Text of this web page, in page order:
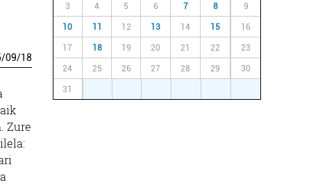
/09/18
Zure
3 4 5 6 7 8 9
10 11 12 13 14 15 16
17 18 19 20 21 22 23
24 25 26 27 28 29 30
31